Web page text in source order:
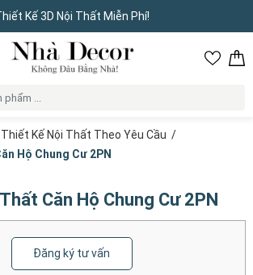
Kế 3D Nội Thất Miễn Phí!
Kế Nội Thất Theo Yêu Cầu /
Hộ Chung Cư 2PN
Căn Hộ Chung Cư 2PN
Đăng ký tư vấn